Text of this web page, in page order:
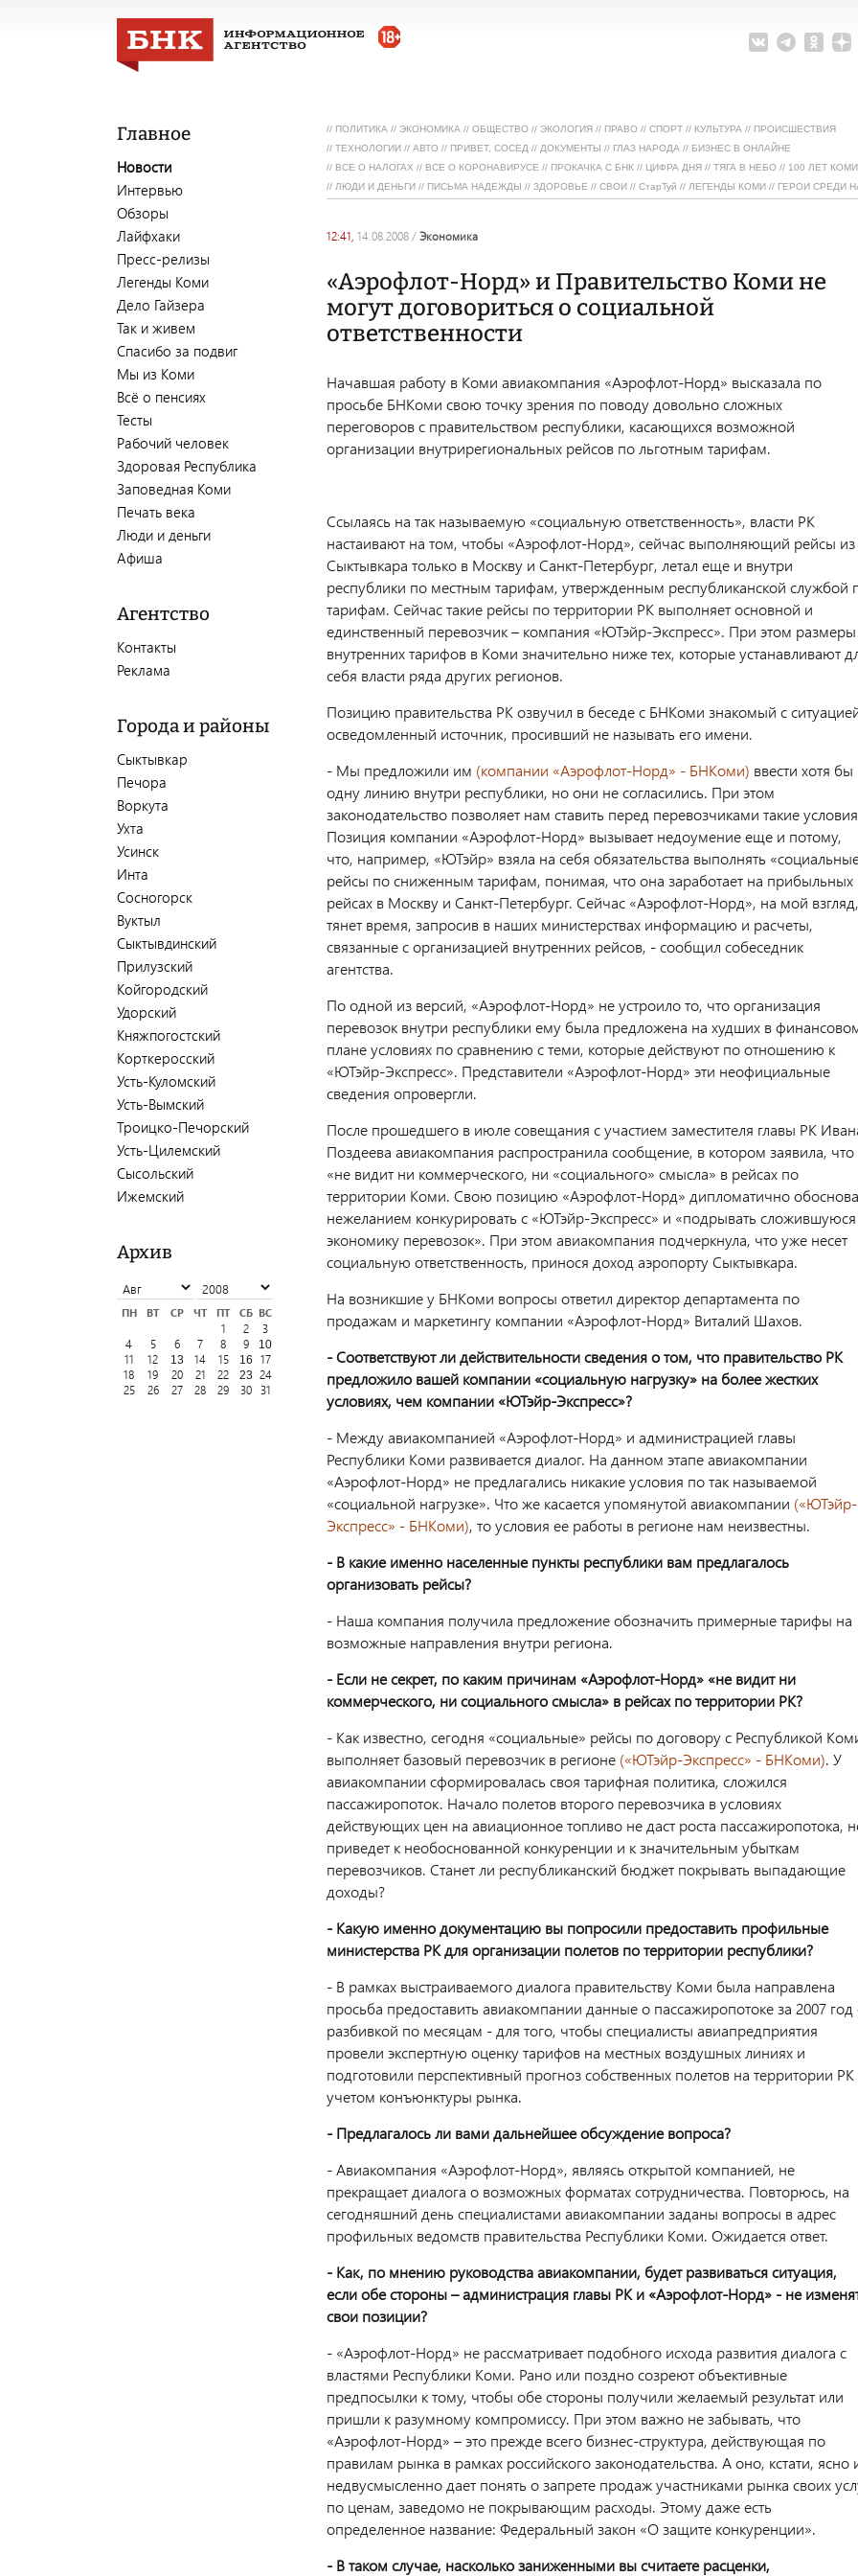
Главное
Новости
Интервью
Обзоры
Лайфхаки
Пресс-релизы
Легенды Коми
Дело Гайзера
Так и живем
Спасибо за подвиг
Мы из Коми
Всё о пенсиях
Тесты
Рабочий человек
Здоровая Республика
Заповедная Коми
Печать века
Люди и деньги
Афиша
Агентство
Контакты
Реклама
Города и районы
Сыктывкар
Печора
Воркута
Ухта
Усинск
Инта
Сосногорск
Вуктыл
Сыктывдинский
Прилузский
Койгородский
Удорский
Княжпогостский
Корткеросский
Усть-Куломский
Усть-Вымский
Троицко-Печорский
Усть-Цилемский
Сысольский
Ижемский
Архив
ПН ВТ СР ЧТ ПТ СБ ВС
1
2
3
4
5 6 7 8 9 10
11 12 13 14 15 16
17
18
19 20 21 22 23 24
25
26 27 28 29 30 31
// ПОЛИТИКА // ЭКОНОМИКА // ОБЩЕСТВО // ЭКОЛОГИЯ // ПРАВО // СПОРТ // КУЛЬТУРА // ПРОИСШЕСТВИЯ
// ТЕХНОЛОГИИ // АВТО // ПРИВЕТ, СОСЕД // ДОКУМЕНТЫ // ГЛАЗ НАРОДА // БИЗНЕС В ОНЛАЙНЕ
// ВСЕ О НАЛОГАХ // ВСЕ О КОРОНАВИРУСЕ // ПРОКАЧКА С БНК // ЦИФРА ДНЯ // ТЯГА В НЕБО // 100 ЛЕТ КОМИ
// ЛЮДИ И ДЕНЬГИ // ПИСЬМА НАДЕЖДЫ // ЗДОРОВЬЕ // СВОИ // СтарТуй // ЛЕГЕНДЫ КОМИ // ГЕРОИ СРЕДИ
12:41, 14.08.2008 / экономика
«Аэрофлот-Норд» и Правительство Коми не
могут договориться о социальной
ответственности
Начавшая работу в Коми авиакомпания «Аэрофлот-Норд» высказала по
просьбе БНКоми свою точку зрения по поводу довольно сложных
переговоров с правительством республики, касающихся возможной
организации внутрирегиональных рейсов по льготным тарифам.
Ссылаясь на так называемую «социальную ответственность», власти РК
настаивают на том, чтобы «Аэрофлот-Норд», сейчас выполняющий рейсы из
Сыктывкара только в Москву и Санкт-Петербург, летал еще и внутри
республики по местным тарифам, утвержденным республиканской службой
тарифам. Сейчас такие рейсы по территории РК выполняет основной и
единственный перевозчик – компания «ЮТэйр-Экспресс». При этом размеры
внутренних тарифов в Коми значительно ниже тех, которые устанавливают
себя власти ряда других регионов.
Позицию правительства РК озвучил в беседе с БНКоми знакомый с
осведомленный источник, просивший не называть его имени.
- Мы предложили им (компании «Аэрофлот-Норд» - БНКоми) ввести хотя бы
одну линию внутри республики, но они не согласились. При этом
законодательство позволяет нам ставить перед перевозчиками такие
Позиция компании «Аэрофлот-Норд» вызывает недоумение еще и потому,
что, например, «ЮТэйр» взяла на себя обязательства выполнять
рейсы по сниженным тарифам, понимая, что она заработает на прибыльных
рейсах в Москву и Санкт-Петербург. Сейчас «Аэрофлот-Норд», на мой взгляд,
тянет время, запросив в наших министерствах информацию и расчеты,
связанные с организацией внутренних рейсов, - сообщил собеседник
агентства.
По одной из версий, «Аэрофлот-Норд» не устроило то, что организация
перевозок внутри республики ему была предложена на худших в
плане условиях по сравнению с теми, которые действуют по отношению к
«ЮТэйр-Экспресс». Представители «Аэрофлот-Норд» эти неофициальные
сведения опровергли.
После прошедшего в июле совещания с участием заместителя главы РК
Поздеева авиакомпания распространила сообщение, в котором заявила, что
«не видит ни коммерческого, ни «социального» смысла» в рейсах по
территории Коми. Свою позицию «Аэрофлот-Норд» дипломатично
нежеланием конкурировать с «ЮТэйр-Экспресс» и «подрывать сложившуюся
экономику перевозок». При этом авиакомпания подчеркнула, что уже несет
социальную ответственность, принося доход аэропорту Сыктывкара.
На возникшие у БНКоми вопросы ответил директор департамента по
продажам и маркетингу компании «Аэрофлот-Норд» Виталий Шахов.
- Соответствуют ли действительности сведения о том, что правительство РК
предложило вашей компании «социальную нагрузку» на более жестких
условиях, чем компании «ЮТэйр-Экспресс»?
- Между авиакомпанией «Аэрофлот-Норд» и администрацией главы
Республики Коми развивается диалог. На данном этапе авиакомпании
«Аэрофлот-Норд» не предлагались никакие условия по так называемой
«социальной нагрузке». Что же касается упомянутой авиакомпании («ЮТэйр-
Экспресс» - БНКоми), то условия ее работы в регионе нам неизвестны.
- В какие именно населенные пункты республики вам предлагалось
организовать рейсы?
- Наша компания получила предложение обозначить примерные тарифы на
возможные направления внутри региона.
- Если не секрет, по каким причинам «Аэрофлот-Норд» «не видит ни
коммерческого, ни социального смысла» в рейсах по территории РК?
- Как известно, сегодня «социальные» рейсы по договору с Республикой
выполняет базовый перевозчик в регионе(«ЮТэйр-Экспресс» - БНКоми). У
авиакомпании сформировалась своя тарифная политика, сложился
пассажиропоток. Начало полетов второго перевозчика в условиях
действующих цен на авиационное топливо не даст роста пассажиропотока,
приведет к необоснованной конкуренции и к значительным убыткам
перевозчиков. Станет ли республиканский бюджет покрывать выпадающие
доходы?
- Какую именно документацию вы попросили предоставить профильные
министерства РК для организации полетов по территории республики?
- В рамках выстраиваемого диалога правительству Коми была направлена
просьба предоставить авиакомпании данные о пассажиропотоке за 2007 год
разбивкой по месяцам - для того, чтобы специалисты авиапредприятия
провели экспертную оценку тарифов на местных воздушных линиях и
подготовили перспективный прогноз собственных полетов на территории РК
учетом конъюнктуры рынка.
- Предлагалось ли вами дальнейшее обсуждение вопроса?
- Авиакомпания «Аэрофлот-Норд», являясь открытой компанией, не
прекращает диалога о возможных форматах сотрудничества. Повторюсь, на
сегодняшний день специалистами авиакомпании заданы вопросы в адрес
профильных ведомств правительства Республики Коми. Ожидается ответ.
- Как, по мнению руководства авиакомпании, будет развиваться ситуация,
если обе стороны – администрация главы РК и «Аэрофлот-Норд» - не
свои позиции?
- «Аэрофлот-Норд» не рассматривает подобного исхода развития диалога с
властями Республики Коми. Рано или поздно созреют объективные
предпосылки к тому, чтобы обе стороны получили желаемый результат или
пришли к разумному компромиссу. При этом важно не забывать, что
«Аэрофлот-Норд» – это прежде всего бизнес-структура, действующая по
правилам рынка в рамках российского законодательства. А оно, кстати, ясно
недвусмысленно дает понять о запрете продаж участниками рынка своих
по ценам, заведомо не покрывающим расходы. Этому даже есть
определенное название: Федеральный закон «О защите конкуренции».
- В таком случае, насколько заниженными вы считаете расценки,